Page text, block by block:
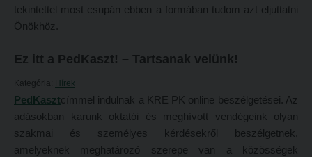
Konzultációs időpontok
Kari pályázatok
Szakdolgozati tudnivalók
Ösztöndíjak
HALLGATÓINKNAK
2026/2027. tanévre felvett hallgatók részére
HÖK
Konzultációs időpontok
tekintettel most csupán ebben a formában tudom azt eljuttatni
Önökhöz.
Ez itt a PedKaszt! – Tartsanak velünk!
Kategória: Hírek
PedKasztcímmel indulnak a KRE PK online beszélgetései. Az
adásokban karunk oktatói és meghívott vendégeink olyan
szakmai és személyes kérdésekről beszélgetnek,
amelyeknek meghatározó szerepe van a közösségek